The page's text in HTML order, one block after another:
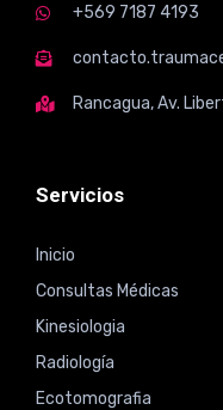
+569 7187 4193
Rancagua, Av.
Servicios
Inicio
Consultas Médicas
Kinesiologia
Radiología
Ecotomografia